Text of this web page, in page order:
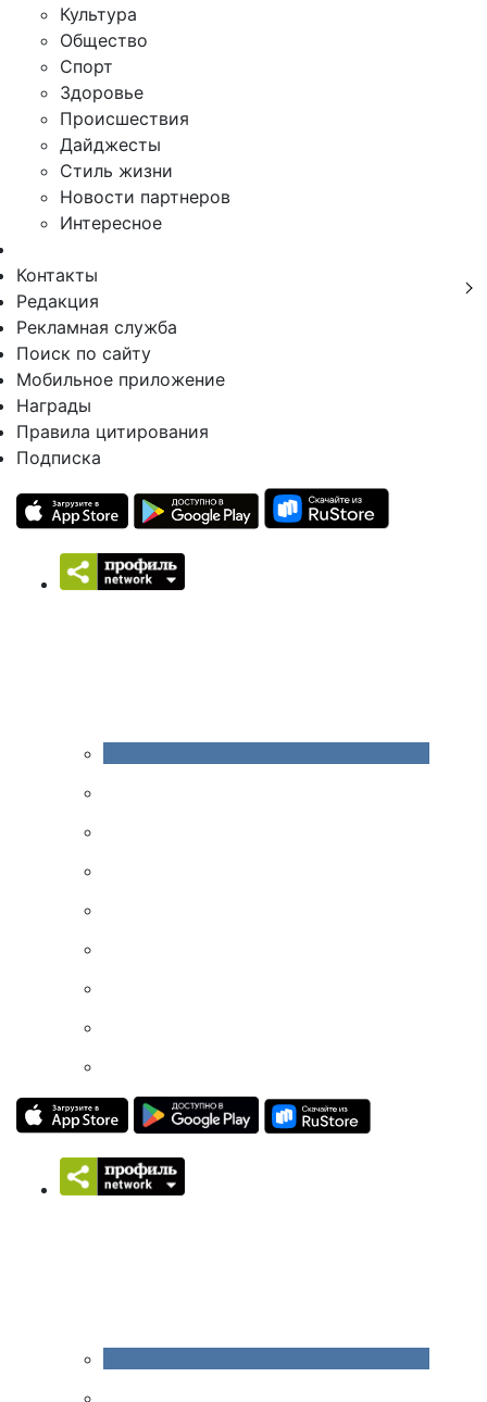
Культура
Общество
Спорт
Здоровье
Происшествия
Дайджесты
Стиль жизни
Новости партнеров
Интересное
Контакты
Редакция
Рекламная служба
Поиск по сайту
Мобильное приложение
Награды
Правила цитирования
Подписка